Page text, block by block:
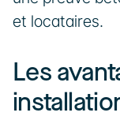
et locataires.
Les